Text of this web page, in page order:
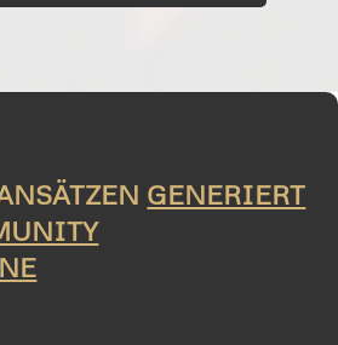
GENERIERT